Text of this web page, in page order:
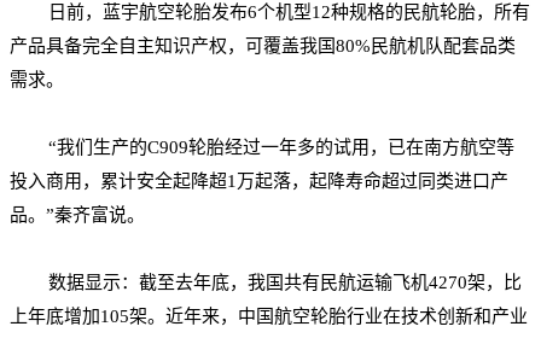
日前，蓝宇航空轮胎发布6个机型12种规格的民航轮胎，所有
产品具备完全自主知识产权，可覆盖我国80%民航机队配套品类
需求。
“我们生产的C909轮胎经过一年多的试用，已在南方航空等
投入商用，累计安全起降超1万起落，起降寿命超过同类进口产
品。”秦齐富说。
数据显示：截至去年底，我国共有民航运输飞机4270架，比
上年底增加105架。近年来，中国航空轮胎行业在技术创新和产业